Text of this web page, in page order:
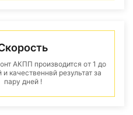
АКПП производится от 1 до
качественнвй результат за
пару дней !